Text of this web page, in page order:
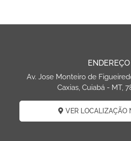
ENDEREÇO
Av. Jose Monteiro de
Caxias, Cuiabá - MT,
VER LOCALIZAÇÃO